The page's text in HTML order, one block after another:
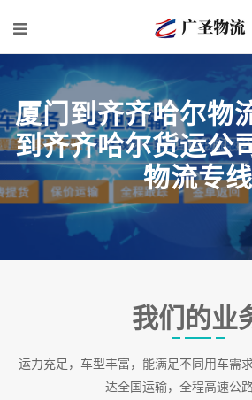
厦门到齐齐哈尔物
到齐齐哈尔货运公
物流专线
我们的业
运力充足，车型丰富，能满足不同用车需
达全国运输，全程高速公路